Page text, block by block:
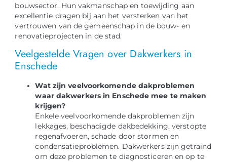
bouwsector. Hun vakmanschap en toewijding aan
excellentie dragen bij aan het versterken van het
vertrouwen van de gemeenschap in de bouw- en
renovatieprojecten in de stad.
Veelgestelde Vragen over Dakwerkers in
Enschede
Wat zijn veelvoorkomende dakproblemen
waar dakwerkers in Enschede mee te maken
krijgen?
Enkele veelvoorkomende dakproblemen zijn
lekkages, beschadigde dakbedekking, verstopte
regenafvoeren, schade door stormen en
condensatieproblemen. Dakwerkers zijn getraind
om deze problemen te diagnosticeren en op te